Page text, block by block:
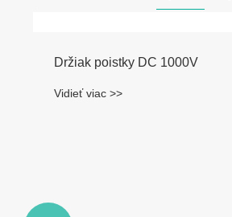
Držiak poistky DC 1000V
Vidieť viac >>